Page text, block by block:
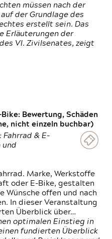
müssen nach der
der Grundlage des
erstellt sein. Das
Erläuterungen der
VI. Zivilsenates, zeigt
Bewertung, Schäden
nicht einzeln buchbar)
Fahrrad & E-
und
Marke, Werkstoffe
oder E-Bike, gestalten
Wünsche offen und nach
In dieser Veranstaltung
Überblick über…
optimalen Einstieg in
fundierten Überblick